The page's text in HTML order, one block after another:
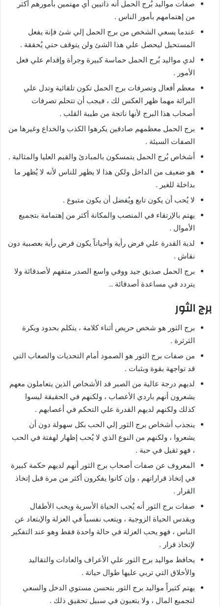
صفات مواليد بُرج الحمل أنه ذاتيين أي مهتمين بأمورهم أكثر
من إهتمامهم بأمور الناس .
عندما يسعي الشخص من برج الحمل إلي شئ فإنة يفعل
المستحيل ليحصل علي هذا الشئ ولن يتوقف حتي يُحققة .
لدي مواليد بُرج الحمل حماسة كبيرة وجرأة وإقدام علي فعل
الأمور .
معظم أفعال وتصرفات برج الحمل تكون تلقائية وتدل علي
البرائة مهما ظهر العكس لك ، فيجب أن تتحلم تصرفات
أصحاب هذا البرج لأنها ناتجة من طيبة القلب .
برج الحمل معظمهم صادقين يكرهوا الكذب والخداع وغيرها من
الصفات السيئة .
أشخاص بُرج الحمل يتمسكون بالمبادئ والقيم العليا والمثالية .
هو ضعيف من الداخل ولكن هذا لا يظهر للناس لأنه لا يُظهر ما
بداخلة للغير .
لا يُحب أن يكون تابع ويُفضل أن يكون متبوع .
يهتم بالإرتقاء في المنصب والمكانة أكثر من إهتمامة بتجميع
الأموال .
لدية القدرة علي فرض رأية وأحياناً يكون فرض رأية بعصبية دون
نقاش .
برج الحمل صديق جيد ووفي واسع الصدر متفهم لأصدقائة ولا
يتردد في مساعدة أصدقائة ..
برج الثور
برج الثور هو شخص حريص أثناء كلامة ، يتكلم بحدود ويكرة
الثرثرة .
من صفات برج الثور هو الصمود أمام التحديات والصعاب التي
قد تواجهة بقوة وبثبات .
لديهم درجة عالية من الصبر قد الأشخاص الذين يتعاملون معهم
يشعرون أنهم باردي الأعصاب ، ولكنهم في الحقيقة ليسوا
كذلك ولكنهم لديهم القدرة علي التحكم في أعصابهم .
ينجذب أشخاص برج الثور إلي الحب بكل سهولة دون أن
يشعروا ، ولكنهم من النوع الذي لا يُحب إظهار لهفتة في الحب
، فهو ثقيل في حبة .
المعروف عن صفات أصحاب برج الثور أنهم لديهم حكمة كبيرة
في إتخاذ قراراتهم ، وإن كانوا يفكرون أكثر من مرة قبل إتخاذ
القرار .
صفات برج الثور أنه يُحب الحياة الأسرية ويحب الأطفال
ويقدس الحياة الزوجية ، ويتعب نفسياً في العزلة والإبتعاد عن
الناس ، فهو يحب العزلة في حالة واحدة فقط وهو عند التفكير
لإتخاذ قرار .
يحافظ مواليد برج الثور علي الأعراف والعادات والتقاليد
والأخلاق التي تربي عليها طوال حياتة .
يهتم كثيراً مواليد برج الثور بتحسن مستوي الدخل والسعي
لتجميع المال ، ولا يتعبون في سبيل تحقيق ذلك .